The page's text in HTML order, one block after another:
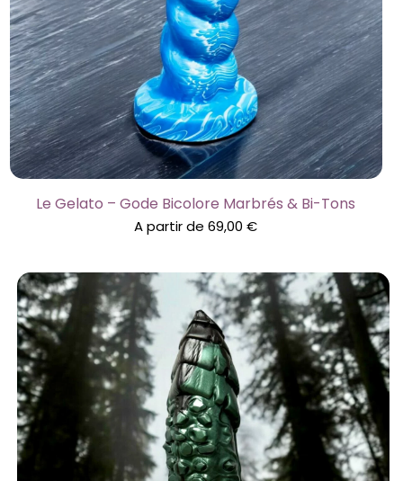
Le Gelato – Gode Bicolore Marbrés & Bi-Tons
A partir de69,00€